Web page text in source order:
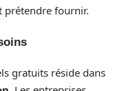
prétendre fournir.
gratuits réside dans